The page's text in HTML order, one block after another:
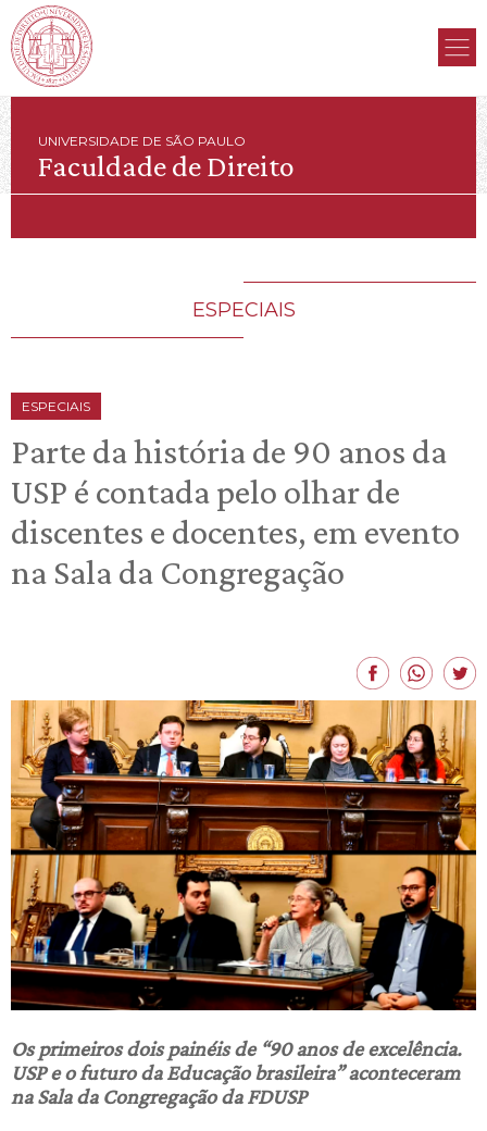
UNIVERSIDADE DE SÃO PAULO
Faculdade de Direito
ESPECIAIS
ESPECIAIS
Parte da história de 90 anos da
USP é contada pelo olhar de
discentes e docentes, em evento
na Sala da Congregação
Os primeiros dois painéis de “90 anos de excelência.
USP e o futuro da Educação brasileira” aconteceram
na Sala da Congregação da FDUSP